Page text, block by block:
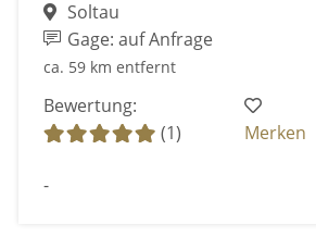
Soltau
Gage: auf Anfrage
ca. 59 km entfernt
Bewertung:
(1)
Merken
-